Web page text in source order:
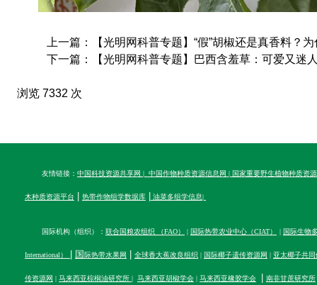
上一篇：【光明网科普专题】“假”胡椒还是真香料？
下一篇：【光明网科普专题】巴西含羞草：可爱又迷
浏览 7332 次
友情链接： 中国科技资源共享网 | 中国作物种质资源信息网 | 国家重要野生植物种质资
木种质资源平台 热带作物组学数据库| 油菜多组学信息|
国际机构（组织）： 联合国粮农组织 （FAO） | 国际热带农业中心（CIAT） | 国际生物
International） 国际热带水果网 全球香大蕉改良组织 | 国际椰子遗传资源网 | 亚太椰子共同
传资源网 | 马来西亚棕榈油研究所 | 马来西亚胡椒学会| 马来西亚橡胶学会 南非甘蔗研究所